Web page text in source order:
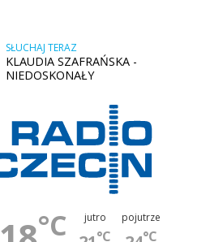
SŁUCHAJ TERAZ
KLAUDIA SZAFRAŃSKA -
NIEDOSKONAŁY
°C jutro
°C
pojutrze
°C